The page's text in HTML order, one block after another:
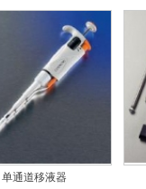
单通道移液器